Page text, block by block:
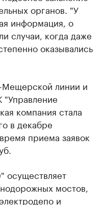
органов. "У
информация, о
случаи, когда даже
оказывались
Мещерской линии и
компания стала
в декабре
приема заявок
осуществляет
мостов,
и